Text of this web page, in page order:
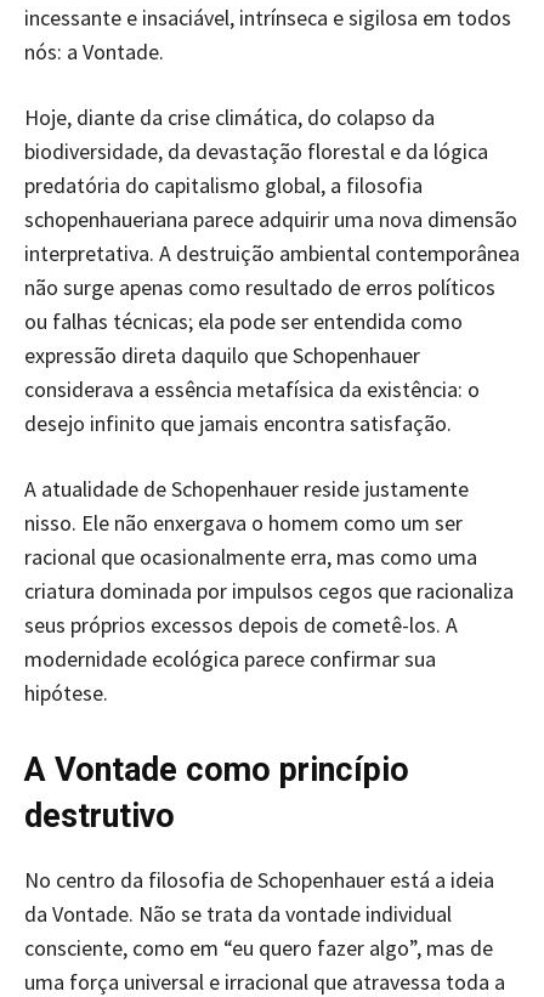
incessante e insaciável, intrínseca e sigilosa em todos
nós: a Vontade.
Hoje, diante da crise climática, do colapso da
biodiversidade, da devastação florestal e da lógica
predatória do capitalismo global, a filosofia
schopenhaueriana parece adquirir uma nova dimensão
interpretativa. A destruição ambiental contemporânea
não surge apenas como resultado de erros políticos
ou falhas técnicas; ela pode ser entendida como
expressão direta daquilo que Schopenhauer
considerava a essência metafísica da existência: o
desejo infinito que jamais encontra satisfação.
A atualidade de Schopenhauer reside justamente
nisso. Ele não enxergava o homem como um ser
racional que ocasionalmente erra, mas como uma
criatura dominada por impulsos cegos que racionaliza
seus próprios excessos depois de cometê-los. A
modernidade ecológica parece confirmar sua
hipótese.
A Vontade como princípio
destrutivo
No centro da filosofia de Schopenhauer está a ideia
da Vontade. Não se trata da vontade individual
consciente, como em “eu quero fazer algo”, mas de
uma força universal e irracional que atravessa toda a